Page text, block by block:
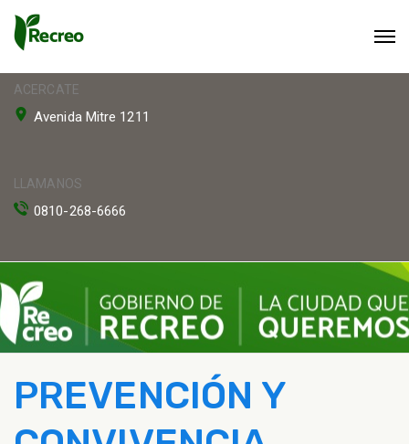
ACERCATE
Avenida Mitre 1211
LLAMANOS
0810-268-6666
PREVENCIÓN Y